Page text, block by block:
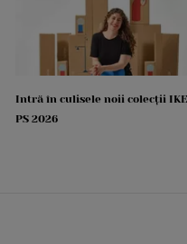
Intră în culisele noii colecții
PS 2026